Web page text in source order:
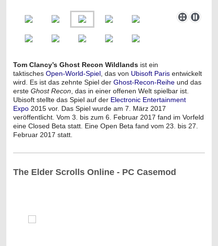
Tom Clancy’s Ghost Recon Wildlandsist ein
taktisches Open-World-Spiel, das von Ubisoft Parisentwickelt
wird. Es ist das zehnte Spiel der Ghost-Recon-Reiheund das
erste Ghost Recon , das in einer offenen Welt spielbar ist.
Ubisoft stellte das Spiel auf der Electronic Entertainment
Expo2015 vor. Das Spiel wurde am 7. März 2017
veröffentlicht. Vom 3. bis zum 6. Februar 2017 fand im Vorfeld
eine Closed Beta statt. Eine Open Beta fand vom 23. bis 27.
Februar 2017 statt.
The Elder Scrolls Online - PC Casemod